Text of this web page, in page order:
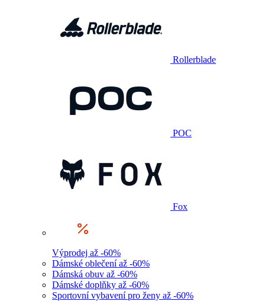
Rollerblade
POC
Fox
Výprodej až -60%
Dámské oblečení až -60%
Dámská obuv až -60%
Dámské doplňky až -60%
Sportovní vybavení pro ženy až -60%